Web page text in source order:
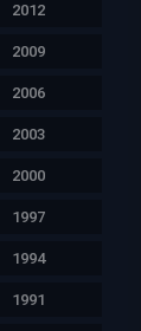
2012
2009
2006
2003
2000
1997
1994
1991